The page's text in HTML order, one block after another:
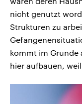
nicht genutzt
Strukturen zu
kommt im Grunde
hier aufbauen,